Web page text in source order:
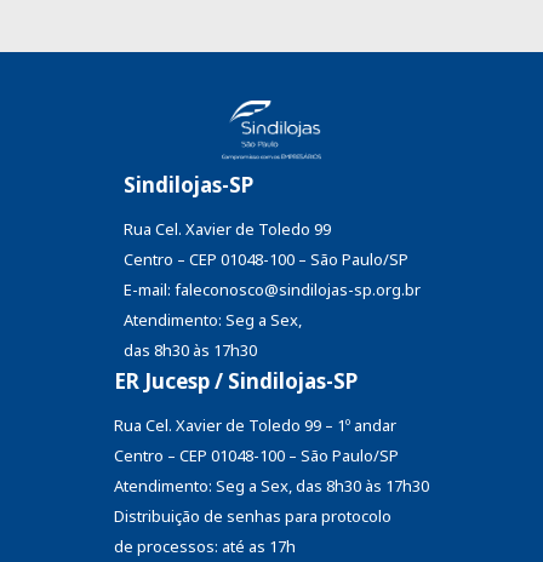
Sindilojas-SP
Rua Cel. Xavier de Toledo 99
Centro – CEP 01048-100 – São Paulo/SP
E-mail: faleconosco@sindilojas-sp.org.br
Atendimento: Seg a Sex,
das 8h30 às 17h30
ER Jucesp / Sindilojas-SP
Rua Cel. Xavier de Toledo 99 – 1º andar
Centro – CEP 01048-100 – São Paulo/SP
Atendimento: Seg a Sex, das 8h30 às 17h30
Distribuição de senhas para protocolo
de processos: até as 17h